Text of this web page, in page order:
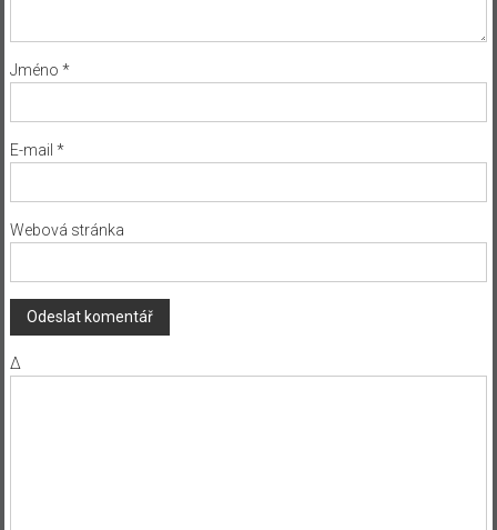
Jméno *
E-mail *
Webová stránka
Δ